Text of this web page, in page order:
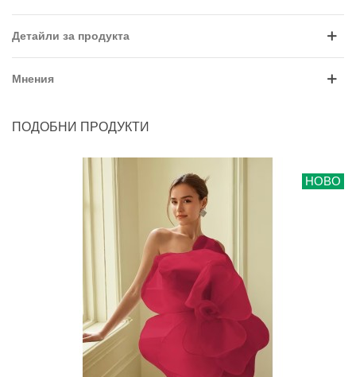
Детайли за продукта
Мнения
ПОДОБНИ ПРОДУКТИ
НОВО